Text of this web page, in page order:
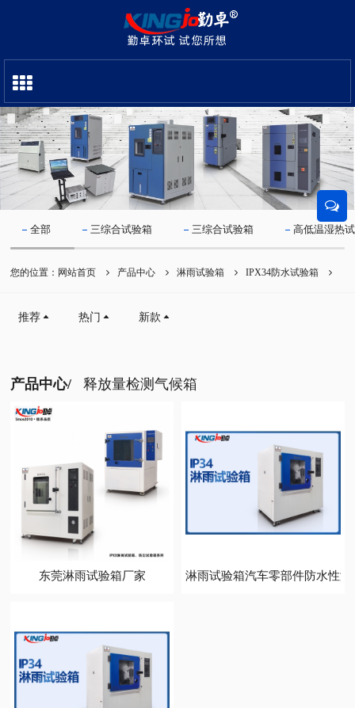
全部 三综合试验箱 三综合试验箱 高低温湿热
您的位置： 网站首页 产品中心 淋雨试验箱 IPX34防水试验箱
推荐 热门 新款
产品中心/ 释放量检测气候箱
东莞淋雨试验箱厂家 淋雨试验箱汽车零部件防水性测